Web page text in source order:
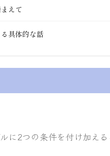
えて
具体的な話
に2つの条件を付け加える